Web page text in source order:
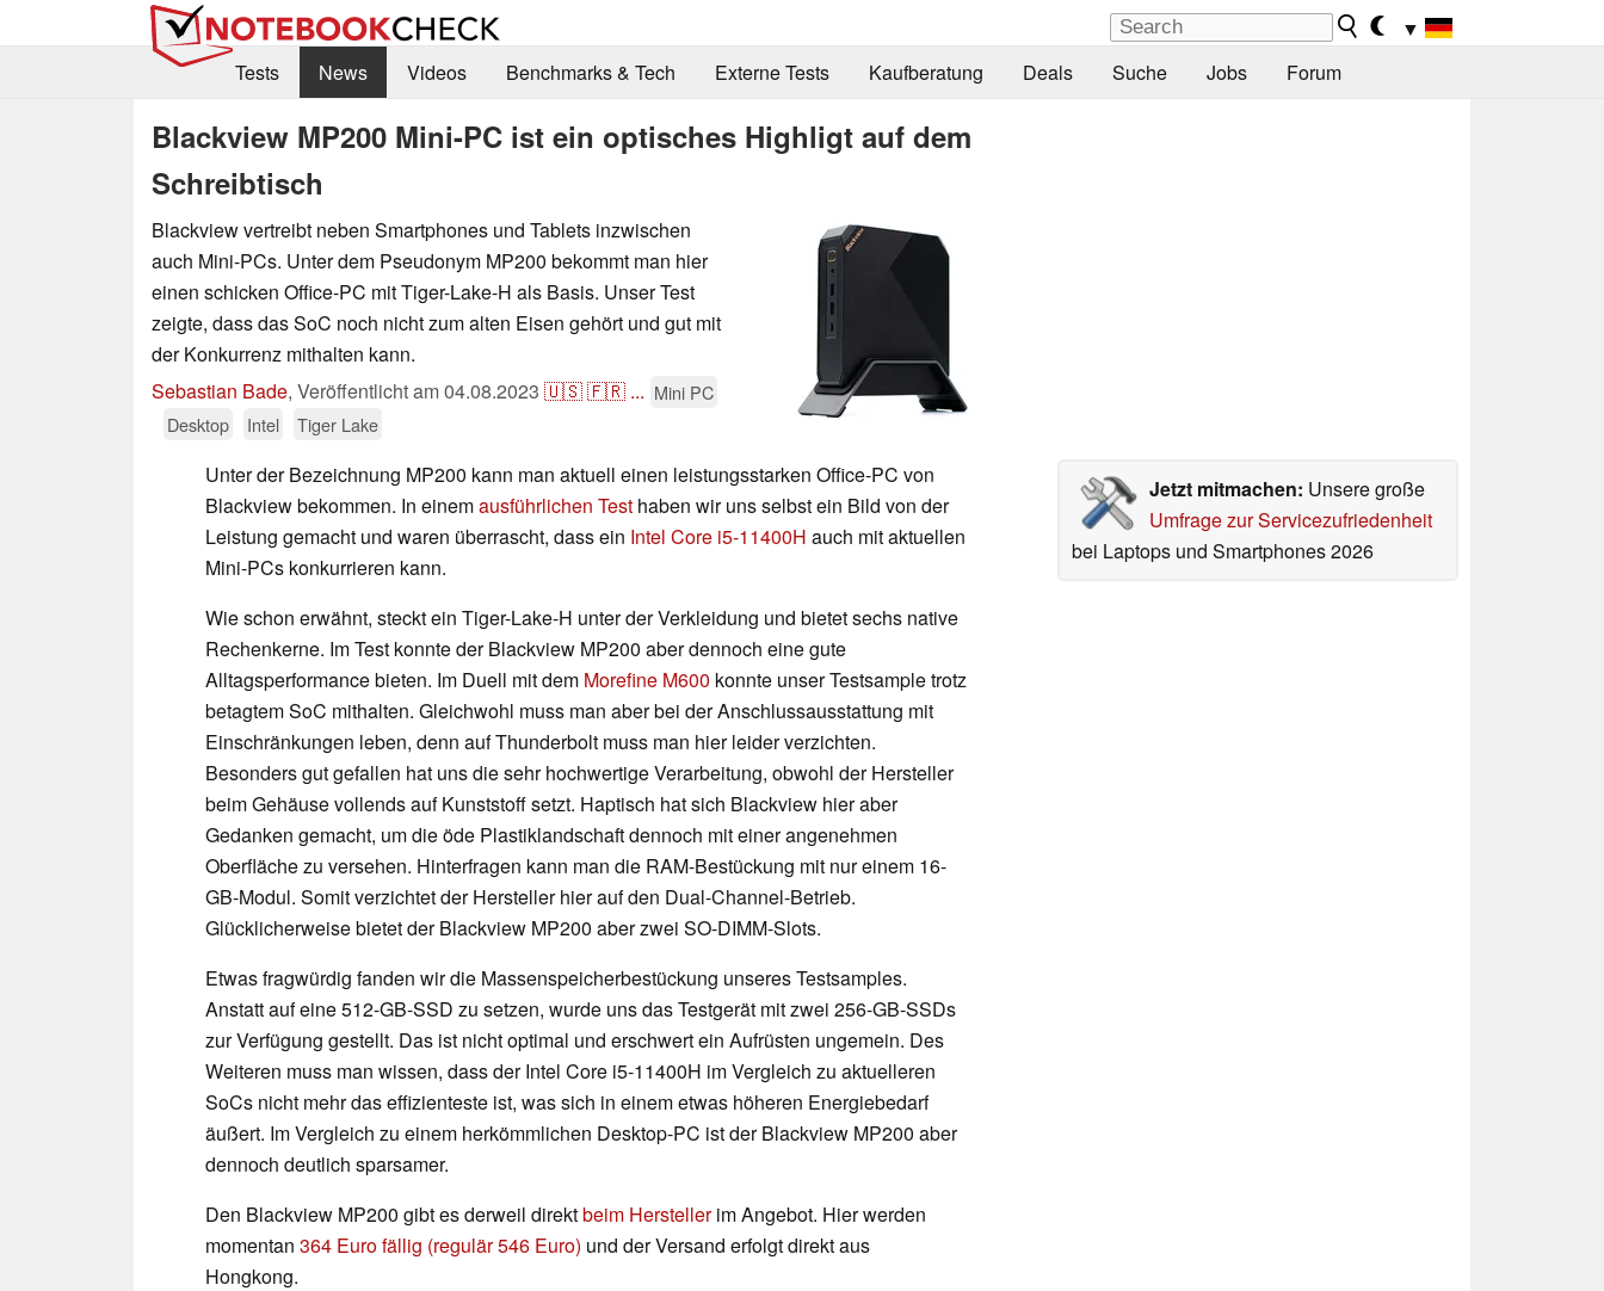
▼
Tests
News Videos Benchmarks & Tech Externe Tests Kaufberatung Deals Suche Jobs Forum
Blackview MP200 Mini-PC ist ein optisches Highligt auf dem
Schreibtisch
Blackview vertreibt neben Smartphones und Tablets inzwischen
auch Mini-PCs. Unter dem Pseudonym MP200 bekommt man hier
einen schicken Office-PC mit Tiger-Lake-H als Basis. Unser Test
zeigte, dass das SoC noch nicht zum alten Eisen gehört und gut mit
der Konkurrenz mithalten kann.
Sebastian Bade, Veröffentlicht am04.08.2023 🇺🇸🇫🇷 ... Mini PC
Desktop
Intel Tiger Lake
Jetzt mitmachen: Unsere große
Umfrage zur Servicezufriedenheit
bei Laptops und Smartphones 2026
Unter der Bezeichnung MP200 kann man aktuell einen leistungsstarken Office-PC von
Blackview bekommen. In einemausführlichen Test haben wir uns selbst ein Bild von der
Leistung gemacht und waren überrascht, dass ein Intel Core i5-11400H auch mit aktuellen
Mini-PCs konkurrieren kann.
Wie schon erwähnt, steckt ein Tiger-Lake-H unter der Verkleidung und bietet sechs native
Rechenkerne. Im Test konnte der Blackview MP200 aber dennoch eine gute
Alltagsperformance bieten. Im Duell mit dem Morefine M600 konnte unser Testsample trotz
betagtem SoC mithalten. Gleichwohl muss man aber bei der Anschlussausstattung mit
Einschränkungen leben, denn auf Thunderbolt muss man hier leider verzichten.
Besonders gut gefallen hat uns die sehr hochwertige Verarbeitung, obwohl der Hersteller
beim Gehäuse vollends auf Kunststoff setzt. Haptisch hat sich Blackview hier aber
Gedanken gemacht, um die öde Plastiklandschaft dennoch mit einer angenehmen
Oberfläche zu versehen. Hinterfragen kann man die RAM-Bestückung mit nur einem 16-
GB-Modul. Somit verzichtet der Hersteller hier auf den Dual-Channel-Betrieb.
Glücklicherweise bietet der Blackview MP200 aber zwei SO-DIMM-Slots.
Etwas fragwürdig fanden wir die Massenspeicherbestückung unseres Testsamples.
Anstatt auf eine 512-GB-SSD zu setzen, wurde uns das Testgerät mit zwei 256-GB-SSDs
zur Verfügung gestellt. Das ist nicht optimal und erschwert ein Aufrüsten ungemein. Des
Weiteren muss man wissen, dass der Intel Core i5-11400H im Vergleich zu aktuelleren
SoCs nicht mehr das effizienteste ist, was sich in einem etwas höheren Energiebedarf
äußert. Im Vergleich zu einem herkömmlichen Desktop-PC ist der Blackview MP200 aber
dennoch deutlich sparsamer.
Den Blackview MP200 gibt es derweil direktbeim Herstellerim Angebot. Hier werden
momentan 364 Euro fällig (regulär 546 Euro) und der Versand erfolgt direkt aus
Hongkong.